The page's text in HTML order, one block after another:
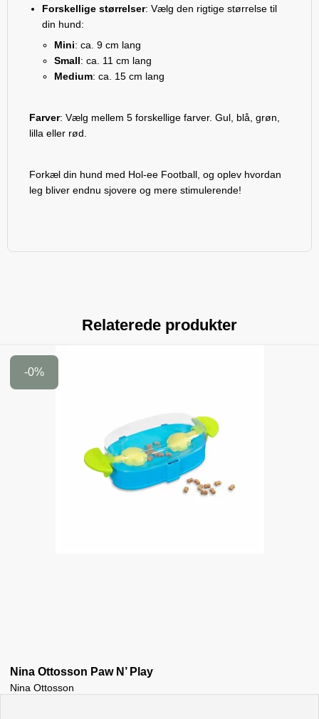
Forskellige størrelser: Vælg den rigtige størrelse til
din hund:
Mini: ca. 9 cm lang
Small: ca. 11 cm lang
Medium: ca. 15 cm lang
Farver: Vælg mellem 5 forskellige farver. Gul, blå, grøn,
lilla eller rød.
Forkæl din hund med Hol-ee Football, og oplev hvordan
leg bliver endnu sjovere og mere stimulerende!
Relaterede produkter
-0%
Nina Ottosson Paw N’ Play
Nina Ottosson